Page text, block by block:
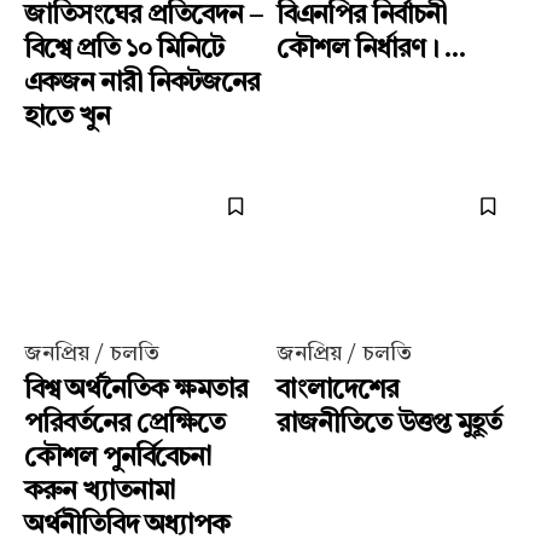
জাতিসংঘের প্রতিবেদন –
বিশ্বে প্রতি ১০ মিনিটে
একজন নারী নিকটজনের
হাতে খুন
বিএনপির নির্বাচনী
কৌশল নির্ধারণ। ...
জনপ্রিয় / চলতি
বিশ্ব অর্থনৈতিক ক্ষমতার
পরিবর্তনের প্রেক্ষিতে
কৌশল পুনর্বিবেচনা
করুন খ্যাতনামা
অর্থনীতিবিদ অধ্যাপক
জনপ্রিয় / চলতি
বাংলাদেশের
রাজনীতিতে উত্তপ্ত মুহূর্ত